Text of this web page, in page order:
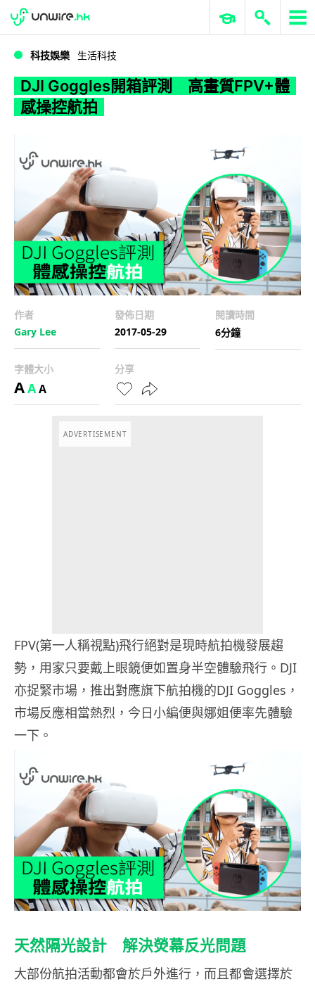
WWDC 2026 ERP 與商業 AI
科技娛樂 生活科技
DJI Goggles開箱評測 高畫質FPV+體
感操控航拍
作者
Gary Lee
發佈日期
2017-05-29
閱讀時間
6分鐘
字體大小
AAA
分享
ADVERTISEMENT
FPV(第一人稱視點)飛行絕對是現時航拍機發展趨
勢，用家只要戴上眼鏡便如置身半空體驗飛行。DJI
亦捉緊市場，推出對應旗下航拍機的DJI Goggles，
市場反應相當熱烈，今日小編便與娜姐便率先體驗
一下。
天然隔光設計 解決熒幕反光問題
大部份航拍活動都會於戶外進行，而且都會選擇於